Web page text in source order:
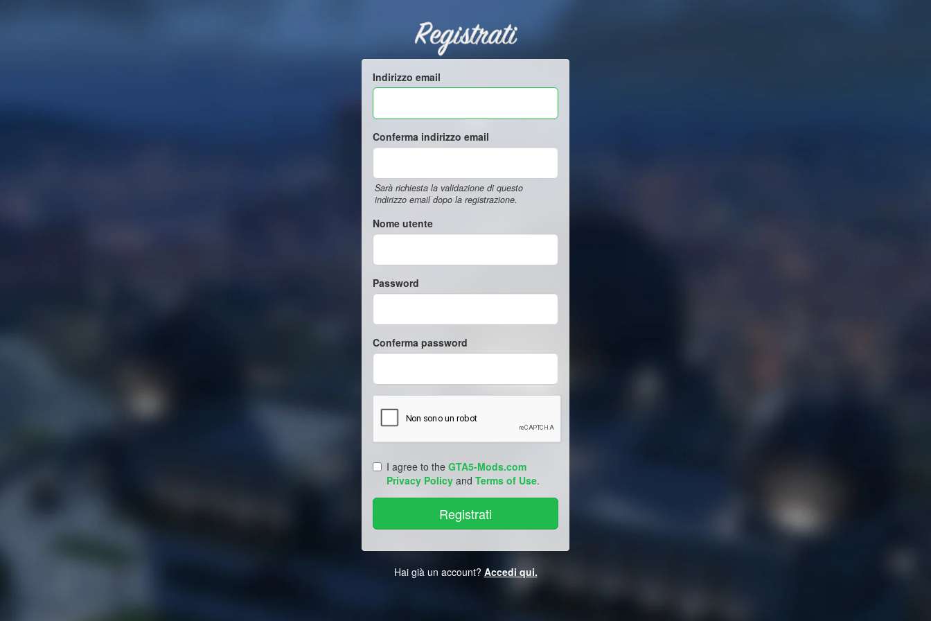
Registrati
Indirizzo email
Conferma indirizzo email
Sarà richiesta la validazione di questo
indirizzo email dopo la registrazione.
Nome utente
Password
Conferma password
I agree to the GTA5-Mods.com
Privacy Policy and Terms of Use.
Hai già un account? Accedi qui.